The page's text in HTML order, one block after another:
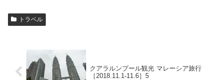
トラベル
クアラルンプール観光 マレーシア旅行
［2018.11.1-11.6］5